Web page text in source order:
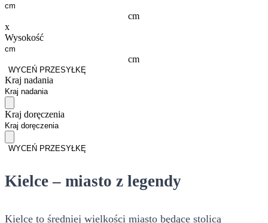
cm
x
Wysokość
cm
WYCEŃ PRZESYŁKĘ
Kraj nadania
Kraj doręczenia
WYCEŃ PRZESYŁKĘ
Kielce – miasto z legendy
Kielce to średniej wielkości miasto będące stolicą